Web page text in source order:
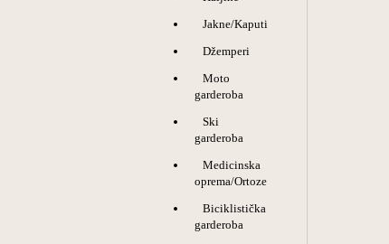
Jakne/Kaputi
Džemperi
Moto
garderoba
Ski
garderoba
Medicinska
oprema/Ortoze
Biciklistička
garderoba